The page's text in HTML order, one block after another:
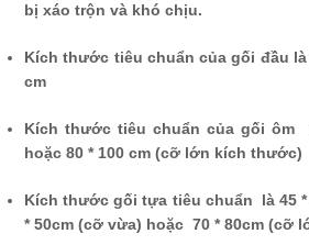
bị xáo trộn và khó chịu.
Kích thước tiêu chuẩn của gối đầu là
cm
Kích thước tiêu chuẩn của gối ôm
hoặc 80 * 100 cm (cỡ lớn kích thước)
Kích thước gối tựa tiêu chuẩn là 45
* 50cm (cỡ vừa) hoặc 70 * 80cm (cỡ